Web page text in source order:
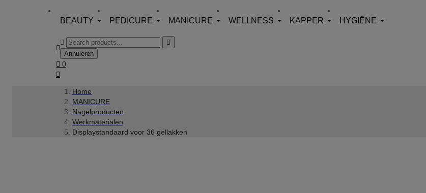
BEAUTY PEDICURE MANICURE WELLNESS KAPPER HYGIËNE



Annuleren
 0

Home
MANICURE
Nagelproducten
Werkmaterialen
Displaystandaard voor 36 gellakken